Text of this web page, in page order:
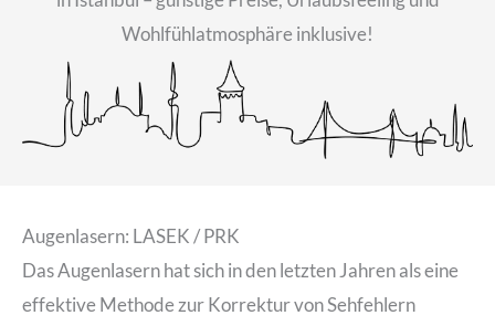
Wohlfühlatmosphäre inklusive!
Augenlasern: LASEK / PRK
Das Augenlasern hat sich in den letzten Jahren als eine
effektive Methode zur Korrektur von Sehfehlern